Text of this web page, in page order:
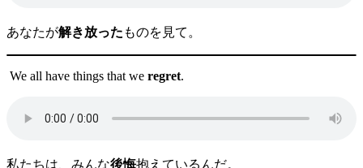
あなたが解き放った ものを見て。
We all have things that we regret.
私たちは、みんな後悔抱えているんだ。